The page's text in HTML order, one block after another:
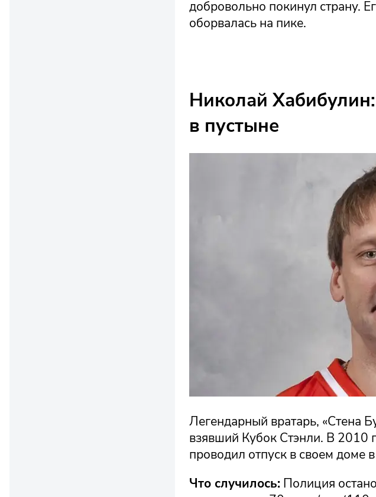
добровольно покинул страну.
оборвалась на пике.
Николай
в пустыне
Легендарный вратарь, «Стена
взявший Кубок Стэнли. В 2010
проводил отпуск в своем доме
Что случилось: Полиция